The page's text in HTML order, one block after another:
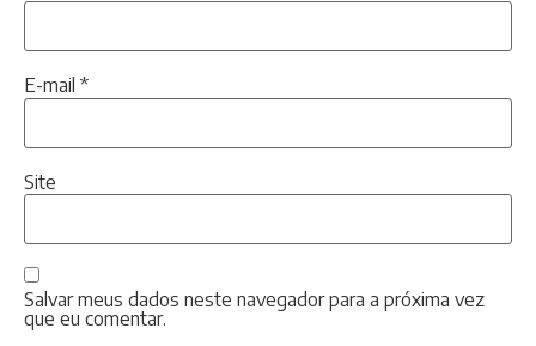
E-mail *
Site
Salvar meus dados neste navegador para a próxima vez
que eu comentar.